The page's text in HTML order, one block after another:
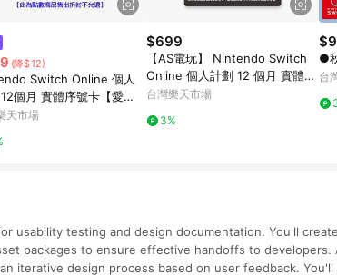
(降$12)
Switch Online 個人
個月 實體序號卡【愛
天市場
$699
【AS電玩】 Nintendo Switch
Online 個人計劃 12 個月 實體票
卡 NSO 任天堂網路會員
台灣樂天市場
3%
●
台
usability testing and design documentation. You'll
packages to ensure effective handoffs to developers.
iterative design process based on user feedback. You'll